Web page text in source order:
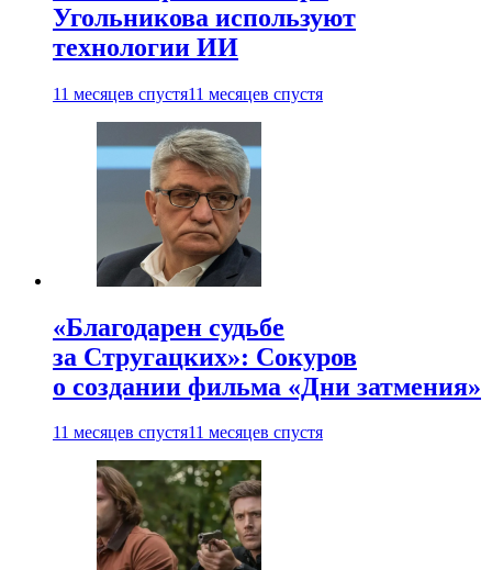
Угольникова используют
технологии ИИ
11 месяцев спустя11 месяцев спустя
«Благодарен судьбе
за Стругацких»: Сокуров
о создании фильма «Дни затмения»
11 месяцев спустя11 месяцев спустя